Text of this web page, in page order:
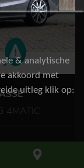
4MATIC
& analytische
akkoord met
uitleg klik op: